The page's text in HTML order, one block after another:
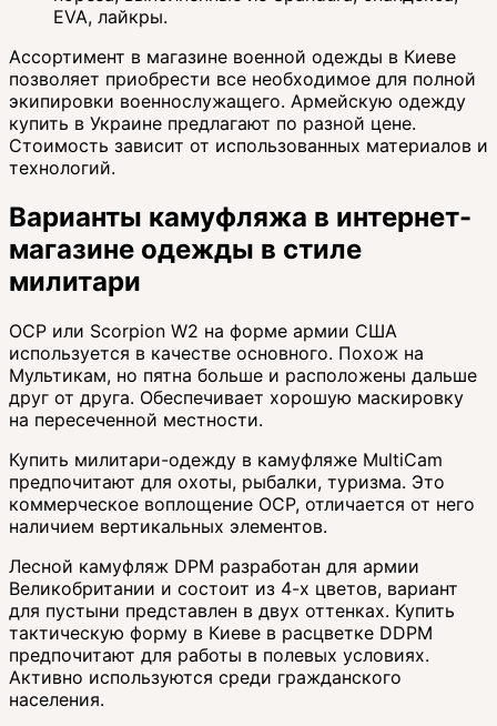
EVA, лайкры.
Ассортимент в магазине военной одежды в Киеве
позволяет приобрести все необходимое для полной
экипировки военнослужащего. Армейскую одежду
купить в Украине предлагают по разной цене.
Стоимость зависит от использованных материалов и
технологий.
Варианты камуфляжа в интернет-
магазине одежды в стиле
милитари
OCP или Scorpion W2 на форме армии США
используется в качестве основного. Похож на
Мультикам, но пятна больше и расположены дальше
друг от друга. Обеспечивает хорошую маскировку
на пересеченной местности.
Купить милитари-одежду в камуфляже MultiCam
предпочитают для охоты, рыбалки, туризма. Это
коммерческое воплощение OCP, отличается от него
наличием вертикальных элементов.
Лесной камуфляж DPM разработан для армии
Великобритании и состоит из 4-х цветов, вариант
для пустыни представлен в двух оттенках. Купить
тактическую форму в Киеве в расцветке DDPM
предпочитают для работы в полевых условиях.
Активно используются среди гражданского
населения.